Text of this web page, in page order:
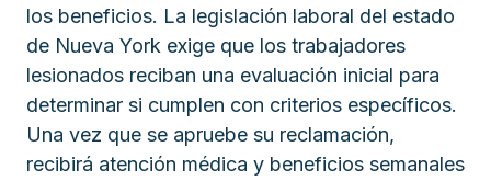
los beneficios. La legislación laboral del estado
de Nueva York exige que los trabajadores
lesionados reciban una evaluación inicial para
determinar si cumplen con criterios específicos.
Una vez que se apruebe su reclamación,
recibirá atención médica y beneficios semanales